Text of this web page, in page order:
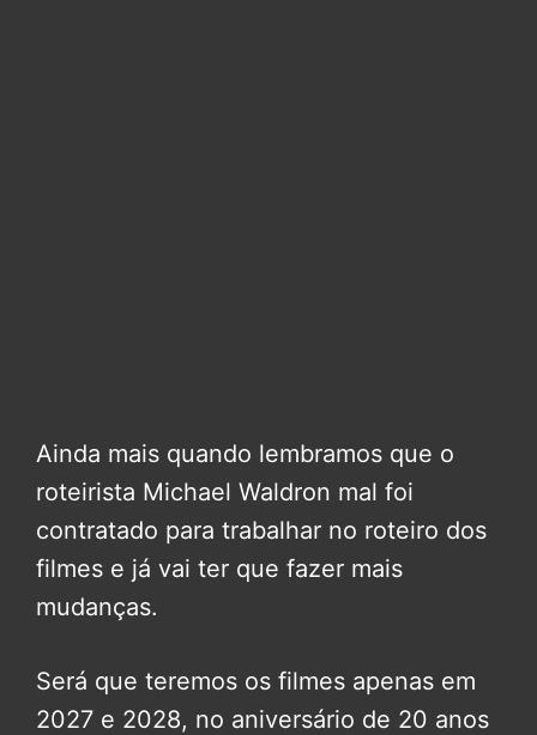
Ainda mais quando lembramos que o
roteirista Michael Waldron mal foi
contratado para trabalhar no roteiro dos
filmes e já vai ter que fazer mais
mudanças.
Será que teremos os filmes apenas em
2027 e 2028, no aniversário de 20 anos